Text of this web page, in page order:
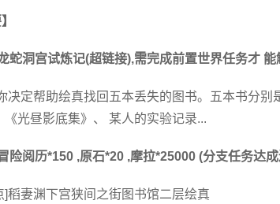
蛇洞宫试炼记(超链接),需完成前置世界任务才 能
决定帮助绘真找回五本丢失的图书。五本书分
《光昼影底集》、 某人的实验记录...
险阅历*150 ,原石*20 ,摩拉*25000 (分支任务达
]稻妻渊下宫狭间之街图书馆二层绘真